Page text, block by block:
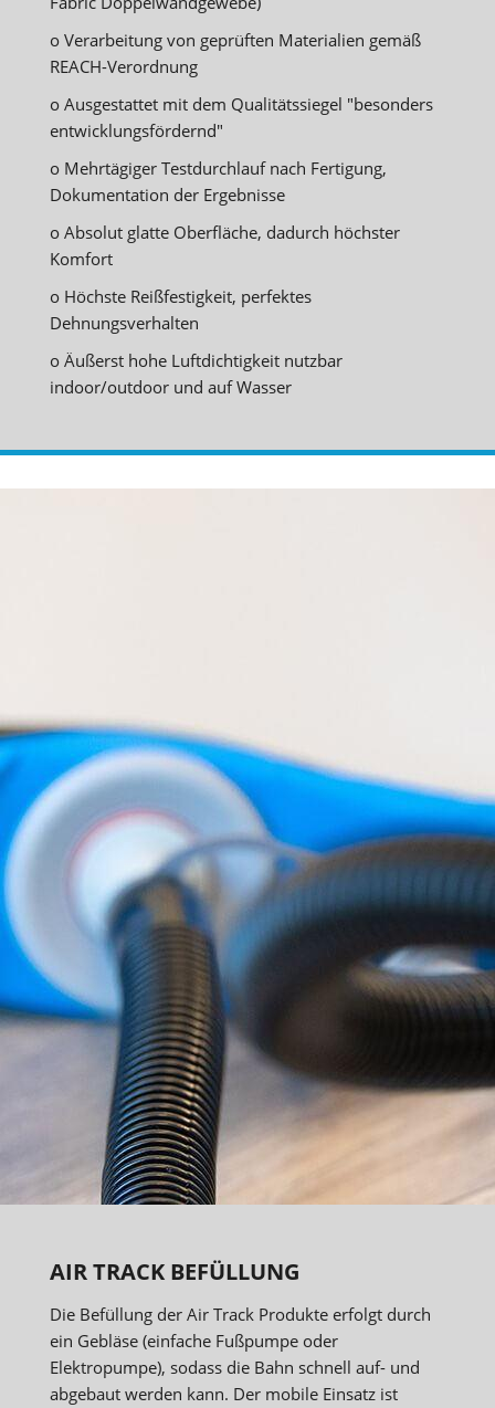
o Verarbeitung von geprüften Materialien gemäß
REACH-Verordnung
o Ausgestattet mit dem Qualitätssiegel "besonders
entwicklungsfördernd"
o Mehrtägiger Testdurchlauf nach Fertigung,
Dokumentation der Ergebnisse
o Absolut glatte Oberfläche, dadurch höchster
Komfort
o Höchste Reißfestigkeit, perfektes
Dehnungsverhalten
o Äußerst hohe Luftdichtigkeit nutzbar
indoor/outdoor und auf Wasser
AIR TRACK BEFÜLLUNG
Die Befüllung der Air Track Produkte erfolgt durch
ein Gebläse (einfache Fußpumpe oder
Elektropumpe), sodass die Bahn schnell auf- und
abgebaut werden kann. Der mobile Einsatz ist